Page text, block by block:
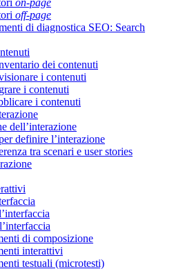
on-page
off-page
di diagnostica SEO: Search
dei contenuti
i contenuti
i contenuti
i contenuti
dell’interazione
definire l’interazione
tra scenari e user stories
di composizione
interattivi
testuali (microtesti)